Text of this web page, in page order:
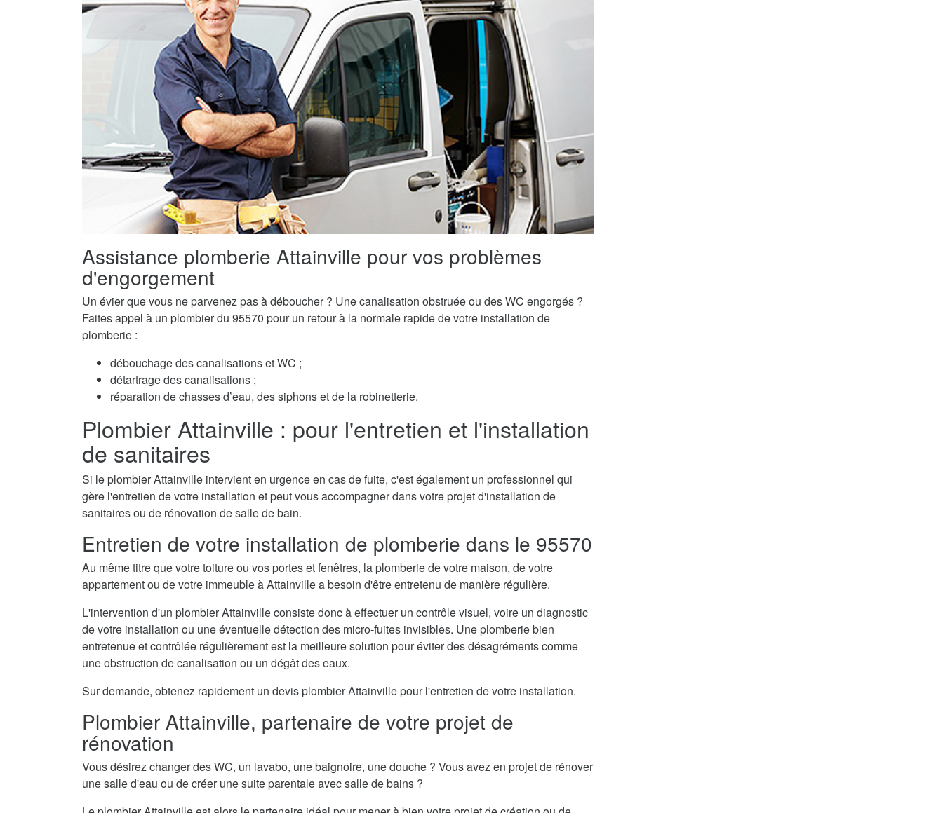
Assistance plomberie Attainville pour vos problèmes
d'engorgement
Un évier que vous ne parvenez pas à déboucher ? Une canalisation obstruée ou des WC engorgés ?
Faites appel à un plombier du 95570 pour un retour à la normale rapide de votre installation de
plomberie :
débouchage des canalisations et WC ;
détartrage des canalisations ;
réparation de chasses d’eau, des siphons et de la robinetterie.
Plombier Attainville : pour l'entretien et l'installation
de sanitaires
Si le plombier Attainville intervient en urgence en cas de fuite, c'est également un professionnel qui
gère l'entretien de votre installation et peut vous accompagner dans votre projet d'installation de
sanitaires ou de rénovation de salle de bain.
Entretien de votre installation de plomberie dans le 95570
Au même titre que votre toiture ou vos portes et fenêtres, la plomberie de votre maison, de votre
appartement ou de votre immeuble à Attainville a besoin d'être entretenu de manière régulière.
L'intervention d'un plombier Attainville consiste donc à effectuer un contrôle visuel, voire un diagnostic
de votre installation ou une éventuelle détection des micro-fuites invisibles. Une plomberie bien
entretenue et contrôlée régulièrement est la meilleure solution pour éviter des désagréments comme
une obstruction de canalisation ou un dégât des eaux.
Sur demande, obtenez rapidement un devis plombier Attainville pour l'entretien de votre installation.
Plombier Attainville, partenaire de votre projet de
rénovation
Vous désirez changer des WC, un lavabo, une baignoire, une douche ? Vous avez en projet de rénover
une salle d'eau ou de créer une suite parentale avec salle de bains ?